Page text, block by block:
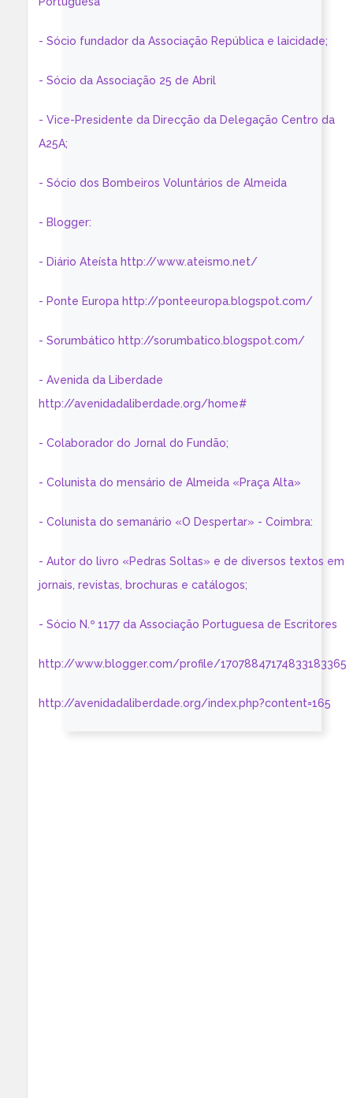
- Sócio fundador da Associação República e laicidade;
- Sócio da Associação 25 de Abril
- Vice-Presidente da Direcção da Delegação Centro da
A25A;
- Sócio dos Bombeiros Voluntários de Almeida
- Blogger:
- Diário Ateísta http://www.ateismo.net/
- Ponte Europa http://ponteeuropa.blogspot.com/
- Sorumbático http://sorumbatico.blogspot.com/
- Avenida da Liberdade
http://avenidadaliberdade.org/home#
- Colaborador do Jornal do Fundão;
- Colunista do mensário de Almeida «Praça Alta»
- Colunista do semanário «O Despertar» - Coimbra:
- Autor do livro «Pedras Soltas» e de diversos textos em
jornais, revistas, brochuras e catálogos;
- Sócio N.º 1177 da Associação Portuguesa de Escritores
http://www.blogger.com/profile/17078847174833183365
http://avenidadaliberdade.org/index.php?content=165